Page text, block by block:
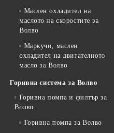
Маслен охладител на
маслото на скоростите за
Волво
Маркучи, маслен
охладител на двигателното
масло за Волво
Горивна система за Волво
Горивна помпа и филтър за
Волво
Горивна помпа за Волво